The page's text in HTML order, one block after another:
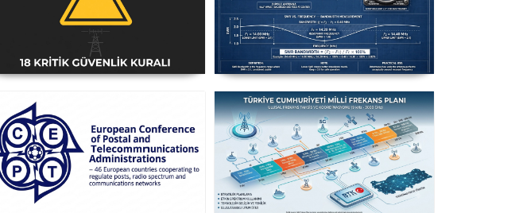
Amatör Telsiz İstasyonları
Uzuntel’den Yagi’ye
Seçimi] - 2026 Güncel